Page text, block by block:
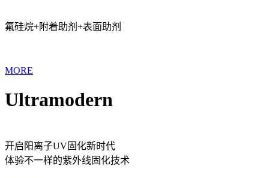
氟硅烷+附着助剂+表面助剂
MORE
Ultramodern
开启阳离子UV固化新时代
体验不一样的紫外线固化技术